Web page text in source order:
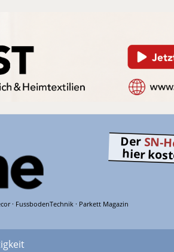
· FussbodenTechnik · Parkett Magazin
Der SN-
hier